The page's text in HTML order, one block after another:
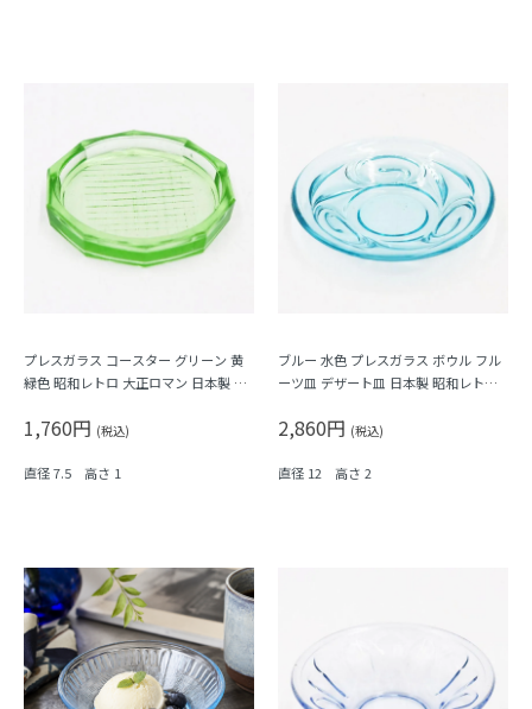
プレスガラス コースター グリーン 黄
緑色 昭和レトロ 大正ロマン 日本製 ト
1,760円 (税込)
直径 7.5 高さ 1
ブルー 水色 プレスガラス ボウル フル
ーツ皿 デザート皿 日本製 昭和レトロ
2,860円 (税込)
直径 12 高さ 2